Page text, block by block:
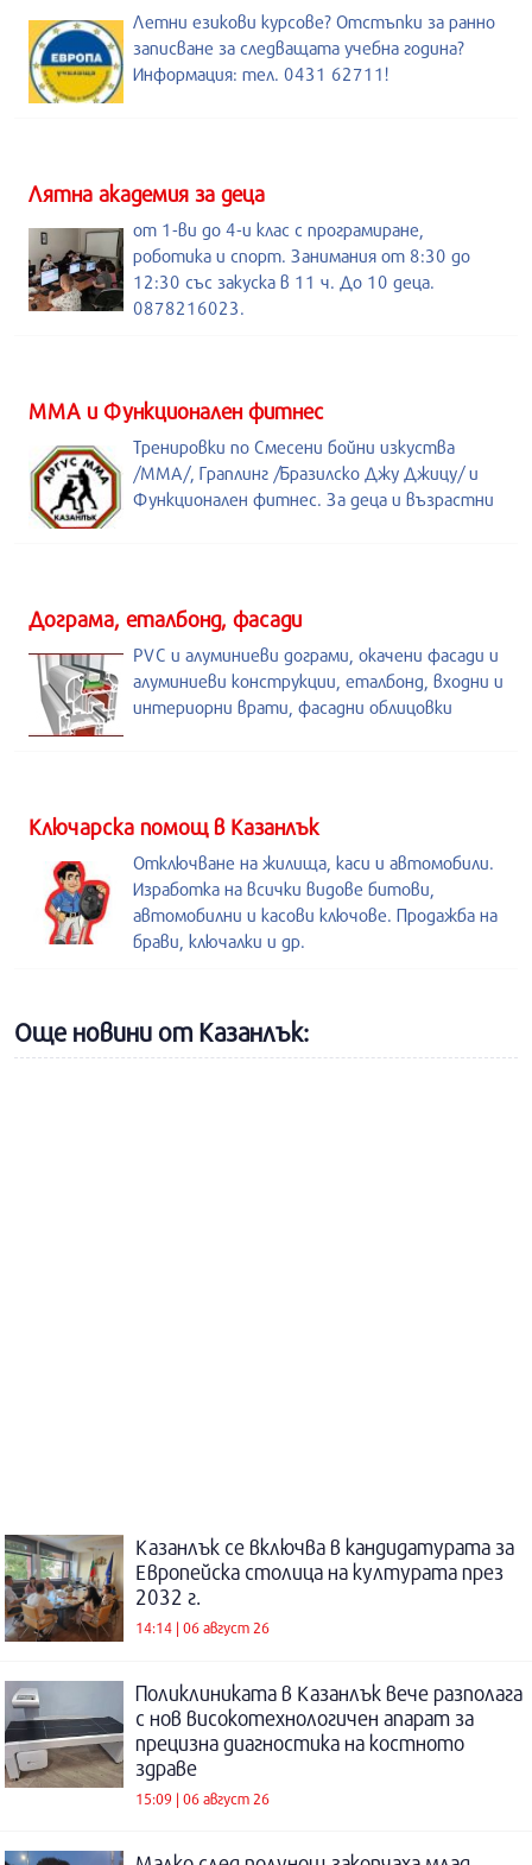
Летни езикови курсове? Отстъпки за ранно
записване за следващата учебна година?
Информация: тел. 0431 62711!
Лятна академия за деца
от 1-ви до 4-и клас с програмиране,
роботика и спорт. Занимания от 8:30 до
12:30 със закуска в 11 ч. До 10 деца.
0878216023.
ММА и Функционален фитнес
Тренировки по Смесени бойни изкуства
/MMA/, Граплинг /Бразилско Джу Джицу/ и
Функционален фитнес. За деца и възрастни
Дограма, еталбонд, фасади
PVC и алуминиеви дограми, окачени фасади и
алуминиеви конструкции, еталбонд, входни и
интериорни врати, фасадни облицовки
Kлючарска помощ в Казанлък
Отключване на жилища, каси и автомобили.
Изработка на всички видове битови,
автомобилни и касови ключове. Продажба на
брави, ключалки и др.
Още новини от Казанлък:
Казанлък се включва в кандидатурата за
Европейска столица на културата през
2032 г.
14:14 | 06 август 26
Поликлиниката в Казанлък вече разполага
с нов високотехнологичен апарат за
прецизна диагностика на костното
здраве
15:09 | 06 август 26